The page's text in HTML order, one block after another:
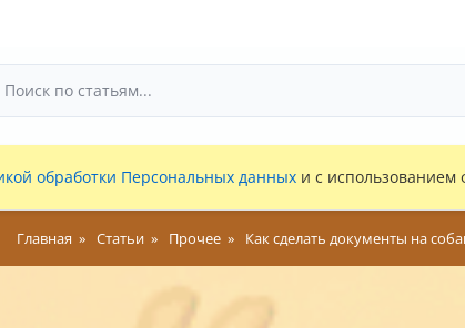
обработки Персональных данных и с использованием
Главная Статьи Прочее Как сделать документы на